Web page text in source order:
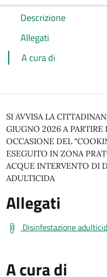
Descrizione
Allegati
A cura di
SI AVVISA LA
GIUGNO 2026 A
OCCASIONE DEL
ESEGUITO IN ZONA
ACQUE INTERVENTO DI
ADULTICIDA
Allegati
Disinfestazione
A cura di